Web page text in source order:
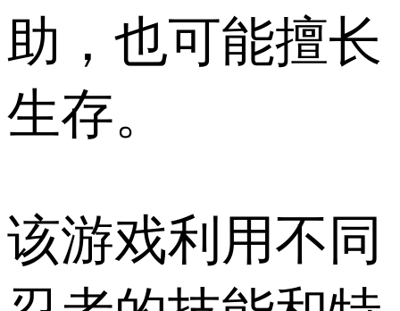
助，也可能擅长
生存。
该游戏利用不同